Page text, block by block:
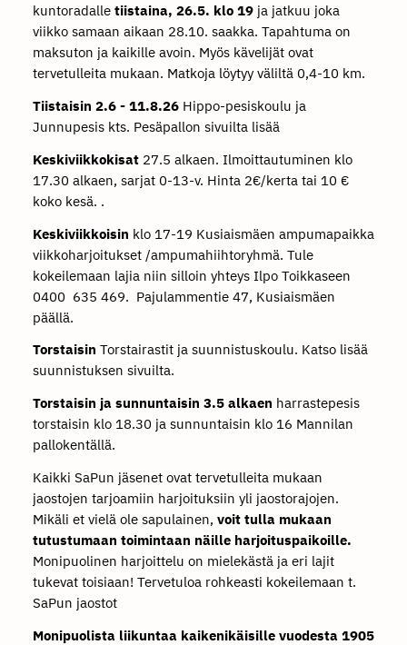
kuntoradalle tiistaina, 26.5. klo 19ja jatkuu joka
viikko samaan aikaan 28.10. saakka. Tapahtuma on
maksuton ja kaikille avoin. Myös kävelijät ovat
tervetulleita mukaan. Matkoja löytyy väliltä 0,4-10 km.
Tiistaisin 2.6 - 11.8.26 Hippo-pesiskoulu ja
Junnupesis kts. Pesäpallon sivuilta lisää
Keskiviikkokisat27.5 alkaen. Ilmoittautuminen klo
17.30 alkaen, sarjat 0-13-v. Hinta 2€/kerta tai 10 €
koko kesä. .
Keskiviikkoisin klo 17-19 Kusiaismäen ampumapaikka
viikkoharjoitukset /ampumahiihtoryhmä. Tule
kokeilemaan lajia niin silloin yhteys Ilpo Toikkaseen
0400 635 469. Pajulammentie 47, Kusiaismäen
päällä.
Torstaisin Torstairastit ja suunnistuskoulu. Katso lisää
suunnistuksen sivuilta.
Torstaisin ja sunnuntaisin 3.5 alkaen harrastepesis
torstaisin klo 18.30 ja sunnuntaisin klo 16 Mannilan
pallokentällä.
Kaikki SaPun jäsenet ovat tervetulleita mukaan
jaostojen tarjoamiin harjoituksiin yli jaostorajojen.
Mikäli et vielä ole sapulainen, voit tulla mukaan
tutustumaan toimintaan näille harjoituspaikoille.
Monipuolinen harjoittelu on mielekästä ja eri lajit
tukevat toisiaan! Tervetuloa rohkeasti kokeilemaan t.
SaPun jaostot
Monipuolista liikuntaa kaikenikäisille vuodesta 1905